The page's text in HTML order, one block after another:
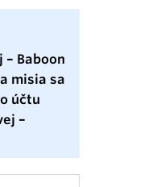
Baboon
misia sa
účtu
–